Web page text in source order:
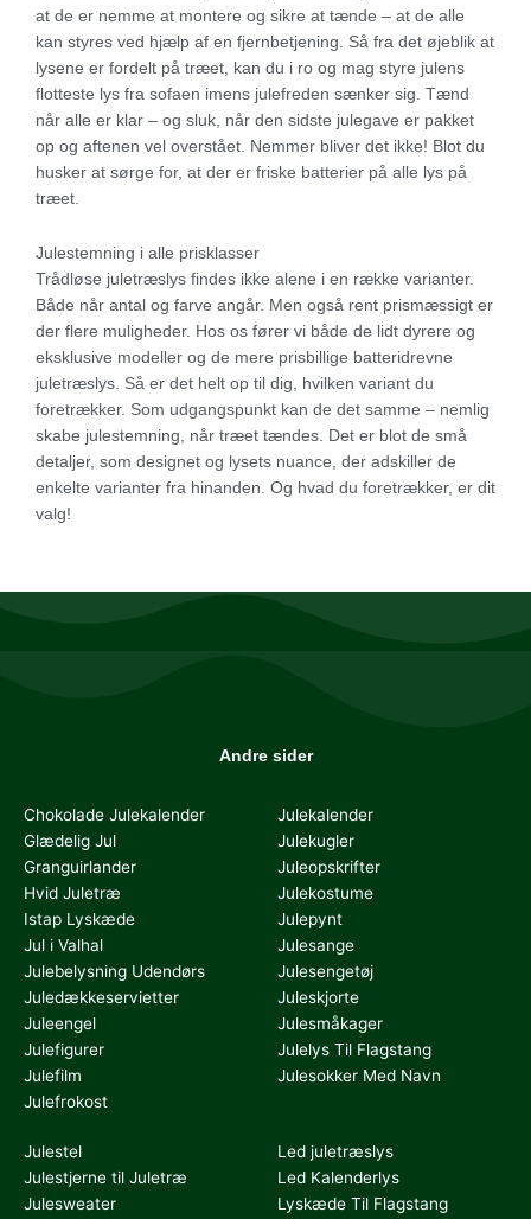
at de er nemme at montere og sikre at tænde – at de alle
kan styres ved hjælp af en fjernbetjening. Så fra det øjeblik at
lysene er fordelt på træet, kan du i ro og mag styre julens
flotteste lys fra sofaen imens julefreden sænker sig. Tænd
når alle er klar – og sluk, når den sidste julegave er pakket
op og aftenen vel overstået. Nemmer bliver det ikke! Blot du
husker at sørge for, at der er friske batterier på alle lys på
træet.
Julestemning i alle prisklasser
Trådløse juletræslys findes ikke alene i en række varianter.
Både når antal og farve angår. Men også rent prismæssigt er
der flere muligheder. Hos os fører vi både de lidt dyrere og
eksklusive modeller og de mere prisbillige batteridrevne
juletræslys. Så er det helt op til dig, hvilken variant du
foretrækker. Som udgangspunkt kan de det samme – nemlig
skabe julestemning, når træet tændes. Det er blot de små
detaljer, som designet og lysets nuance, der adskiller de
enkelte varianter fra hinanden. Og hvad du foretrækker, er dit
valg!
Andre sider
Chokolade Julekalender
Glædelig Jul
Granguirlander
Hvid Juletræ
Istap Lyskæde
Jul i Valhal
Julebelysning Udendørs
Juledækkeservietter
Juleengel
Julefigurer
Julefilm
Julefrokost
Julekalender
Julekugler
Juleopskrifter
Julekostume
Julepynt
Julesange
Julesengetøj
Juleskjorte
Julesmåkager
Julelys Til Flagstang
Julesokker Med Navn
Julestel
Julestjerne til Juletræ
Julesweater
Led juletræslys
Led Kalenderlys
Lyskæde Til Flagstang